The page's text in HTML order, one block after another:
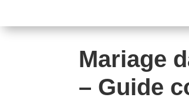
Mariage
– Guide